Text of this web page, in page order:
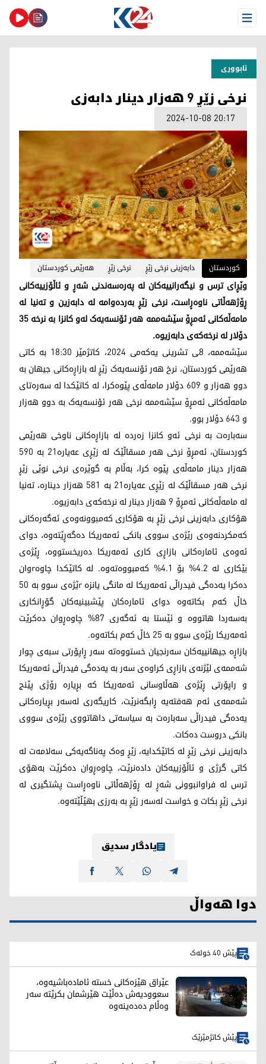
Open Menu
ئابووری
نرخی زێڕ 9 هەزار دینار دابەزی
2024-10-08 20:17
کوردستان دابەزینی نرخی زێڕ نرخی زێڕ هەرێمی کوردستان
وێڕای ترس و نیگەرانییەکان لە پەرەسەندنی شەڕ و ئاڵۆزییەکانی
ڕۆژهەڵاتی ناوەڕاست، نرخی زێڕ بەردەوامە لە دابەزین و تەنیا لە
مامەڵەکانی ئەمڕۆ سێشه‌ممه‌ هەر ئۆنسەیەک لەو کانزا بە نرخە 35
دۆلار لە نرخەکەی دابەزیوە.
سێشه‌ممه‌، 8ـی تشرینی یه‌كه‌می 2024، کاتژمێر 18:30 بە کاتی
هەرێمی کوردستان، نرخ هەر ئۆنسەیەک زێڕ لە بازاڕەکانی جیهان بە
دوو هەزار و 609 دۆلار مامەڵەی پێوەکرا، لە کاتێکدا لە سەرەتای
مامەڵەکانی ئەمڕۆ سێشەممە نرخی هەر ئۆنسەیەک بە دوو هەزار
و 643 دۆلار بوو.
سەبارەت بە نرخی ئەو کانزا زەردە لە بازاڕەکانی ناوخی هەرێمی
کوردستان، ئەمڕۆ نرخی هەر مسقاڵێک لە زێڕی عەیارە21 بە 590
هەزار دینار مامەڵەی پێوە کرا، بەڵام بە گوێرەی نرخی نوێی زێڕ
نرخی هەر مسقاڵێک لە زێڕی عەیارە21 بە 581 هەزار دینارە، تەنیا
لە مامەڵەکانی ئەمڕۆ 9 هەزار دینار لە نرخەکەی دابەزیوە.
هۆکاری دابەزینی نرخی زێڕ بە هۆکاری کەمبوونەوەی ئەگەرەکانی
کەمکردنەوەی رێژەی سووی بانکی ئەمەریکا دەگەڕێتەوە، دوای
ئەوەی ئامارەکانی بازاڕی کاری ئەمەریکا دەریخستووە، ڕێژەی
بێکاری لە 4.2% بۆ 4.1% کەمبووەتەوە. لە کاتێکدا چاوەrوان
دەکرا یەدەگی فیدراڵی ئەمەریکا لە مانگی یانزە rێژەی سوو بە 50
خاڵ کەم بکاتەوە دوای ئامارەکان پێشبینیەکان گۆڕانکاری
بەسەردا هاتووە و ئێستا بە ئەگەری 87% چاوەڕوان دەکرێت
ئەمەریکا رێژەی سوو بە 25 خاڵ کەم بکاتەوە.
بازاڕە جیهانییەکان سەرنجیان خستووەتە سەر ڕاپۆرتی سبەی چوار
شەممەی لێژنەی بازاڕی کراوەی سەر بە یەدەگی فیدراڵی ئەمەریکا
و راپۆرتی ڕێژەی هەڵاوسانی ئەمەریکا کە بڕیارە رۆژی پێنج
شەممەی ئەم هەفتەیە ڕابگەنرێت، کاریگەری لەسەر بڕیارەکانی
یەدەگی فیدراڵی سەبارەت بە سیاسەتی داهاتووی رێژەی سووی
بانکی دروست دەکات.
دابەزینی نرخی زێڕ لە کاتێکدایە، زێڕ وەک پەناگەیەکی سەلامەت لە
کاتی گرژی و ئاڵۆزییەکان دادەنرێت، چاوەڕوان دەکرێت بەهۆی
ترس لە فراوانبوونی شەڕ لە ڕۆژهەڵاتی ناوەڕاست پشتگیری لە
نرخی زێڕ بکات و خواست لەسەر زێڕ بە بەرزی بهێڵێتەوە.
یادگار سدیق
دوا هەواڵ
پێش 40 خولەک
عێراق هێزەکانی خستە ئامادەباشیەوە،
سعوودیەش دەڵێت هێرشمان بکرێتە سەر
وەڵام دەدەینەوە
پێش کاتژمێرێک